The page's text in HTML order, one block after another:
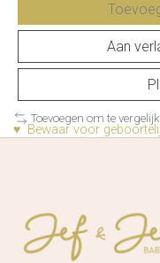
Aan
Toevoegen om te
♥ Bewaar voor